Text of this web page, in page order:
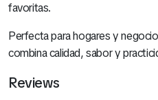
favoritas.
Perfecta para hogares y
combina calidad, sabor y
Reviews